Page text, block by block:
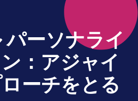
パーソナライ
：アジャイ
ーチをとる